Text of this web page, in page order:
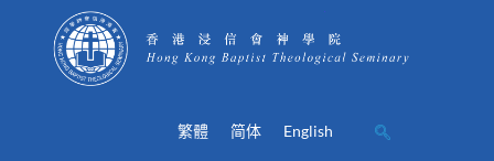
繁體 简体 English